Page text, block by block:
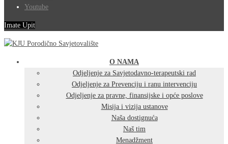
Youtube
Imate Upit
O NAMA
Odjeljenje za Savjetodavno-terapeutski rad
Odjeljenje za Prevenciju i ranu intervenciju
Odjeljenje za pravne, finansijske i opće poslove
Misija i vizija ustanove
Naša dostignuća
Naš tim
Menadžment